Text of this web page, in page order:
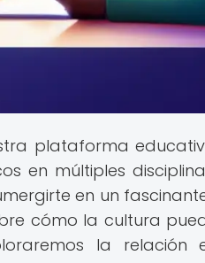
plataforma
en múltiples
en un
cómo la cultura
la relación